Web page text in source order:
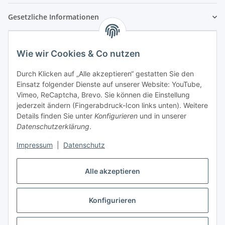
Alle akzeptieren
Konfigurieren
Wie wir Cookies & Co nutzen
Durch Klicken auf „Alle akzeptieren“ gestatten Sie den
Einsatz folgender Dienste auf unserer Website: YouTube,
Vimeo, ReCaptcha, Brevo. Sie können die Einstellung
jederzeit ändern (Fingerabdruck-Icon links unten). Weitere
Details finden Sie unter Konfigurieren und in unserer
Datenschutzerklärung.
Impressum Datenschutz
Gesetzliche Informationen
Vertrag widerrufen